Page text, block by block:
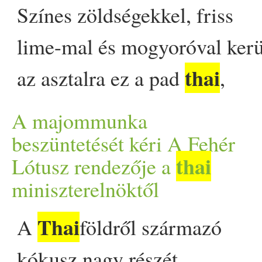
washingtoni egyezmény
post Több tucat viperával
egy indiai csempész
Színes zöldségekkel, friss
lime-mal és mogyoróval
az asztalra ez a padthai,
amely tökéletes belépő lehet
thaikonyha világába.
Elkészítése mindössze 30
perc, és nincs hozzá szükség
semmilyen egzotikus
A majommunka
beszüntetését kéri A Fehér
Lótusz rendezője a thai
miniszterelnöktől
A Thaiföldről származó